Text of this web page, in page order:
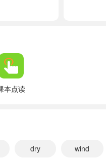
bookshop
本点读
dry wind
读 小宝463480